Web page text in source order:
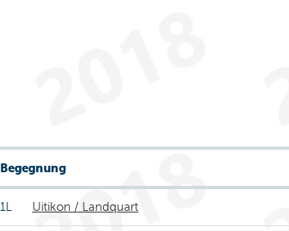
Begegnung
1L Uitikon / Landquart